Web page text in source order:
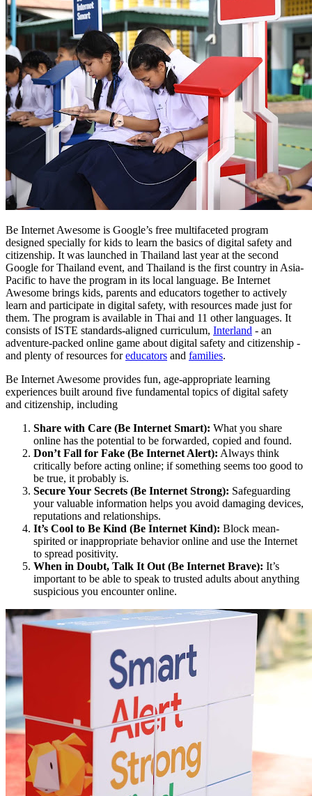
Be Internet Awesome is Google’s free multifaceted program
designed specially for kids to learn the basics of digital safety and
citizenship. It was launched in Thailand last year at the second
Google for Thailand event, and Thailand is the first country in Asia-
Pacific to have the program in its local language. Be Internet
Awesome brings kids, parents and educators together to actively
learn and participate in digital safety, with resources made just for
them. The program is available in Thai and 11 other languages. It
consists of ISTE standards-aligned curriculum, Interland - an
adventure-packed online game about digital safety and citizenship -
and plenty of resources foreducators and families.
Be Internet Awesome provides fun, age-appropriate learning
experiences built around five fundamental topics of digital safety
and citizenship, including
Share with Care (Be Internet Smart): What you share
online has the potential to be forwarded, copied and found.
Don’t Fall for Fake (Be Internet Alert): Always think
critically before acting online; if something seems too good to
be true, it probably is.
Secure Your Secrets (Be Internet Strong): Safeguarding
your valuable information helps you avoid damaging devices,
reputations and relationships.
It’s Cool to Be Kind (Be Internet Kind): Block mean-
spirited or inappropriate behavior online and use the Internet
to spread positivity.
When in Doubt, Talk It Out (Be Internet Brave): It’s
important to be able to speak to trusted adults about anything
suspicious you encounter online.